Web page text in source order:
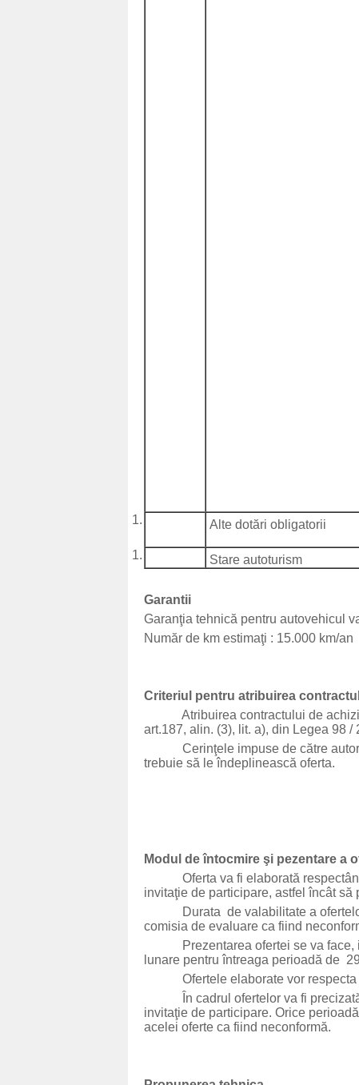
Alte dotări obligatorii
Stare autoturism
Garantii
Garanţia tehnică pentru autovehicul
Număr de km estimaţi : 15.000 km/an
Criteriul pentru atribuirea
Atribuirea contractului de achiziţie
art.187, alin. (3), lit. a), din Legea 98
Cerinţele impuse de către
trebuie să le îndeplinească oferta.
Modul de întocmire şi pezentare a
Oferta va fi elaborată respectând
invitaţie de participare, astfel încât să
Durata de valabilitate a ofertelor
comisia de evaluare ca fiind
Prezentarea ofertei se va face,
lunare pentru întreaga perioadă de
Ofertele elaborate vor respecta în
În cadrul ofertelor va fi precizată şi
invitaţie de participare. Orice
acelei oferte ca fiind neconformă.